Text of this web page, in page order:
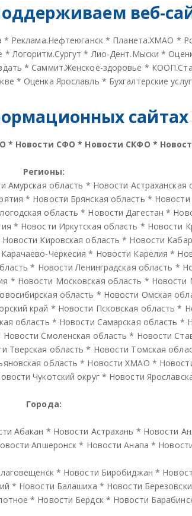
веб-
* Реклама.Нефтеюганск* Планета.ХМАО *
*Логоритм.Сургут *Лио-Дент.Мыски *
* Саммит.Женское-здоровье *
* Оценка Ярославль * Бухгалтерские
сайтах
* Новости СФО * Новости СКФО *
Регионы:
Амурская область * Новости Астраханская
* Новости Брянская область *
область * Новости Дагестан *
* Новости Иркутская область * Новости
Новости Кировская область * Новости
Черкесия * Новости Карелия *
* Новости Ленинградская область *
* Новости Московская область * Новости
область * Новости Омская
край * Новости Псковская область *
область * Новости Самарская область *
Новости Смоленская область * Новости
Тверская область * Новости Томская
область * Новости ХМАО *
Чукотский округ* Новости
Города:
Абакан * Новости Астрахань * Новости
Апшеронск * Новости Анапа *
* Новости Биробиджан *
* Новости Балашиха * Новости
* Новости Бердск* Новости